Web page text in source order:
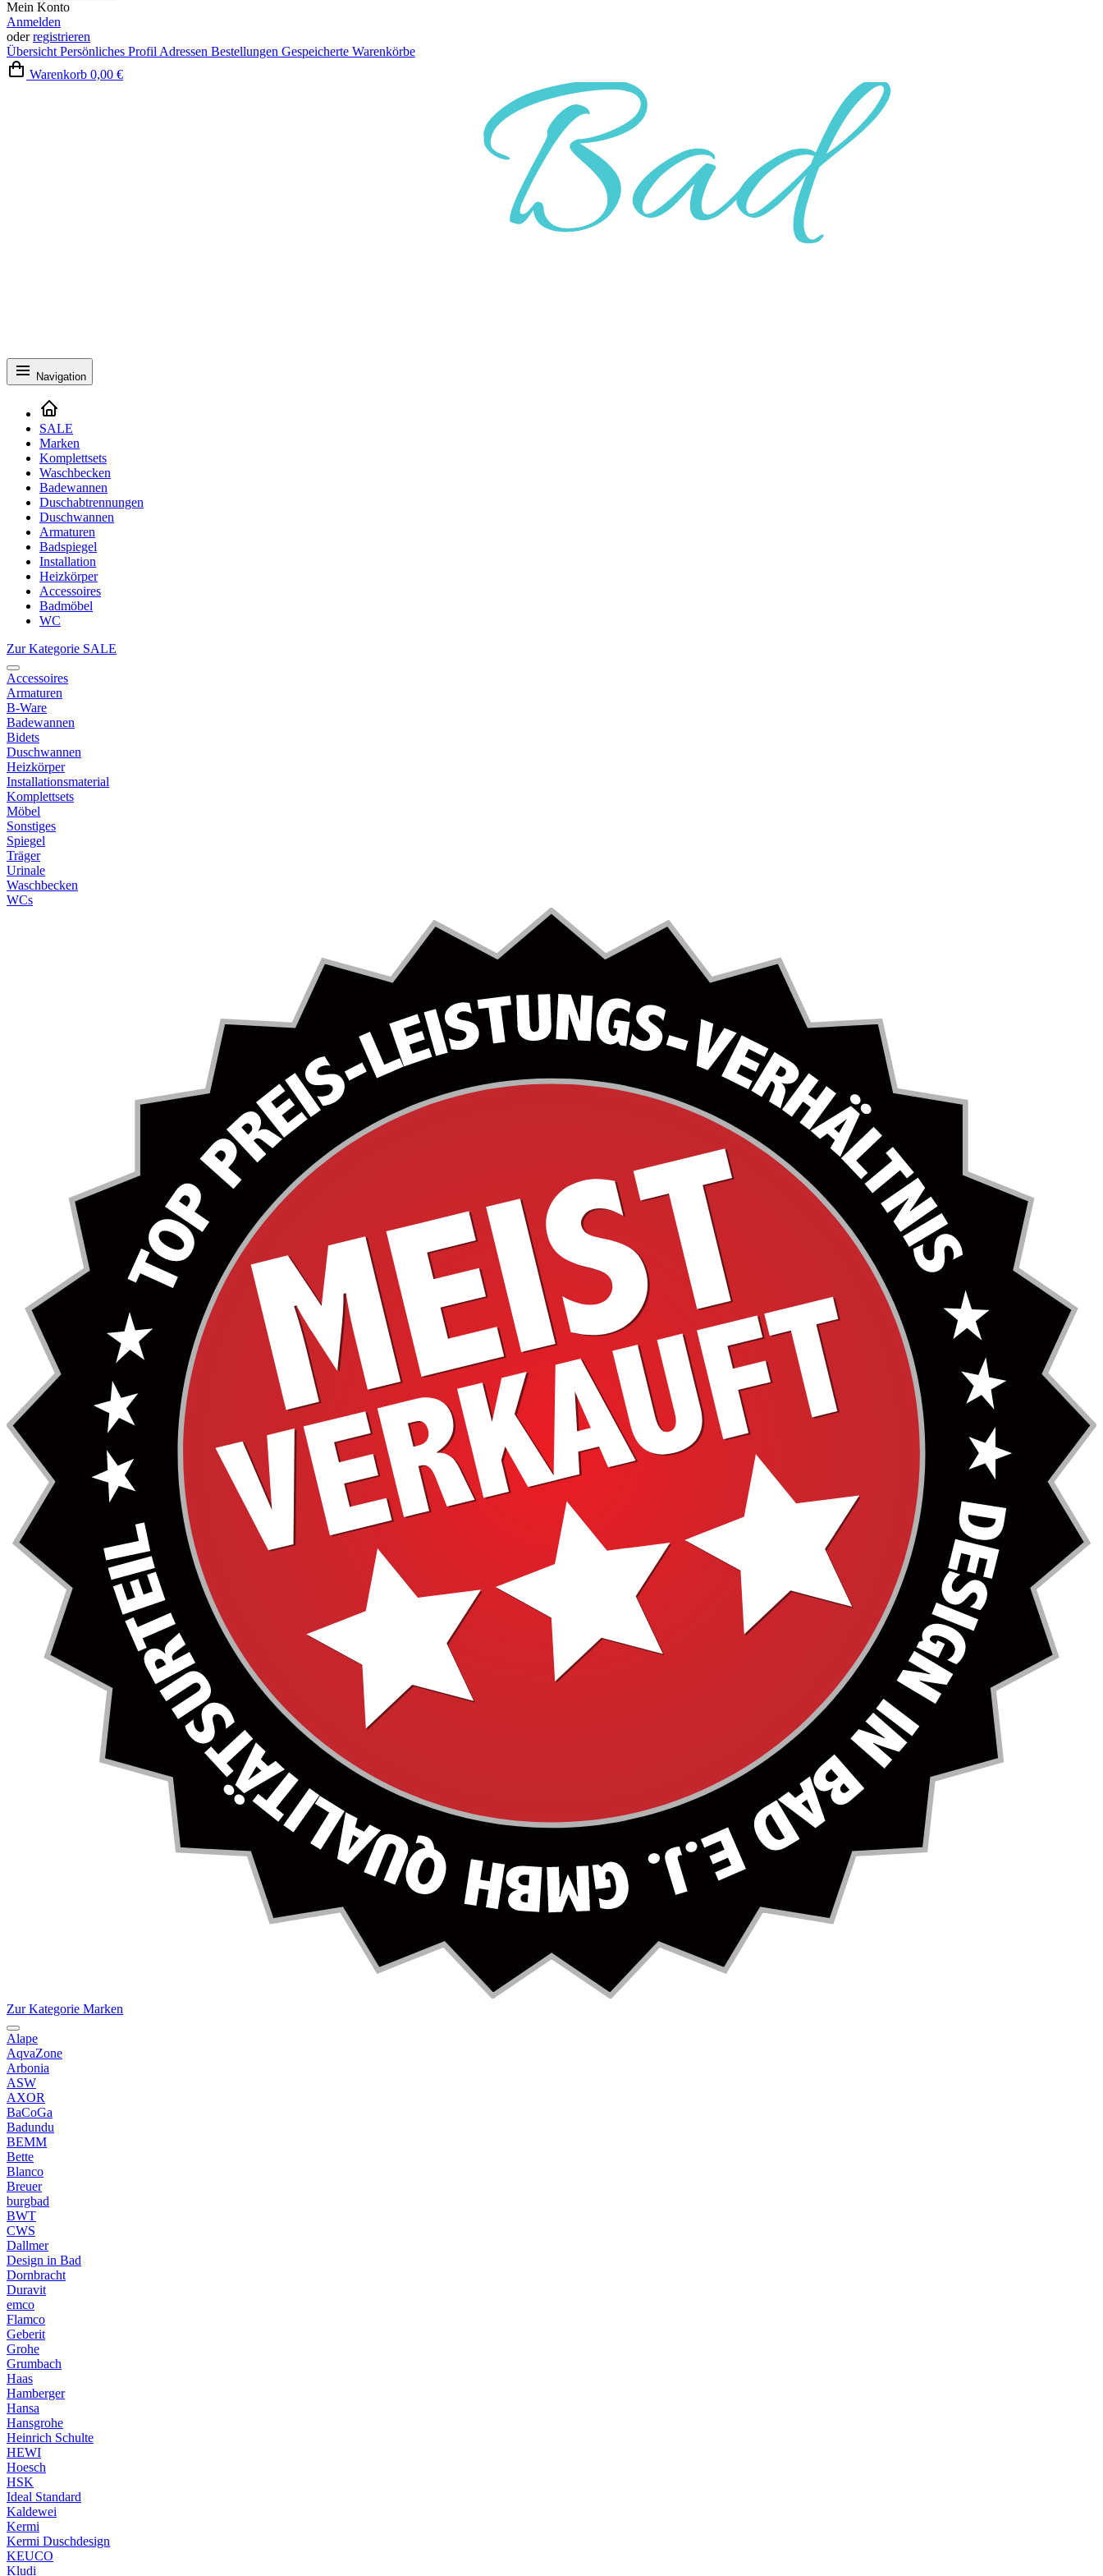
Mein Konto
Anmelden
oderregistrieren
Übersicht Persönliches Profil Adressen Bestellungen Gespeicherte Warenkörbe
Warenkorb 0,00 €
Navigation
SALE
Marken
Komplettsets
Waschbecken
Badewannen
Duschabtrennungen
Duschwannen
Armaturen
Badspiegel
Installation
Heizkörper
Accessoires
Badmöbel
WC
Zur Kategorie SALE
Accessoires
Armaturen
B-Ware
Badewannen
Bidets
Duschwannen
Heizkörper
Installationsmaterial
Komplettsets
Möbel
Sonstiges
Spiegel
Träger
Urinale
Waschbecken
WCs
Zur Kategorie Marken
Alape
AqvaZone
Arbonia
ASW
AXOR
BaCoGa
Badundu
BEMM
Bette
Blanco
Breuer
burgbad
BWT
CWS
Dallmer
Design in Bad
Dornbracht
Duravit
emco
Flamco
Geberit
Grohe
Grumbach
Haas
Hamberger
Hansa
Hansgrohe
Heinrich Schulte
HEWI
Hoesch
HSK
Ideal Standard
Kaldewei
Kermi
Kermi Duschdesign
KEUCO
Kludi